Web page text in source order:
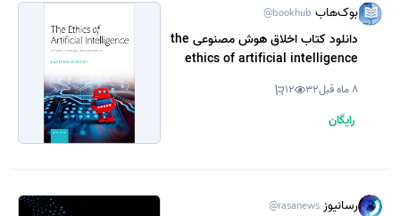
بوک‌هاب @bookhub
دانلود کتاب اخلاق هوش مصنوعی the
ethics of artificial intelligence
(نسخه PDF رایگان) 8 ماه قبل 32
12
رایگان
رسانیوز @rasanews